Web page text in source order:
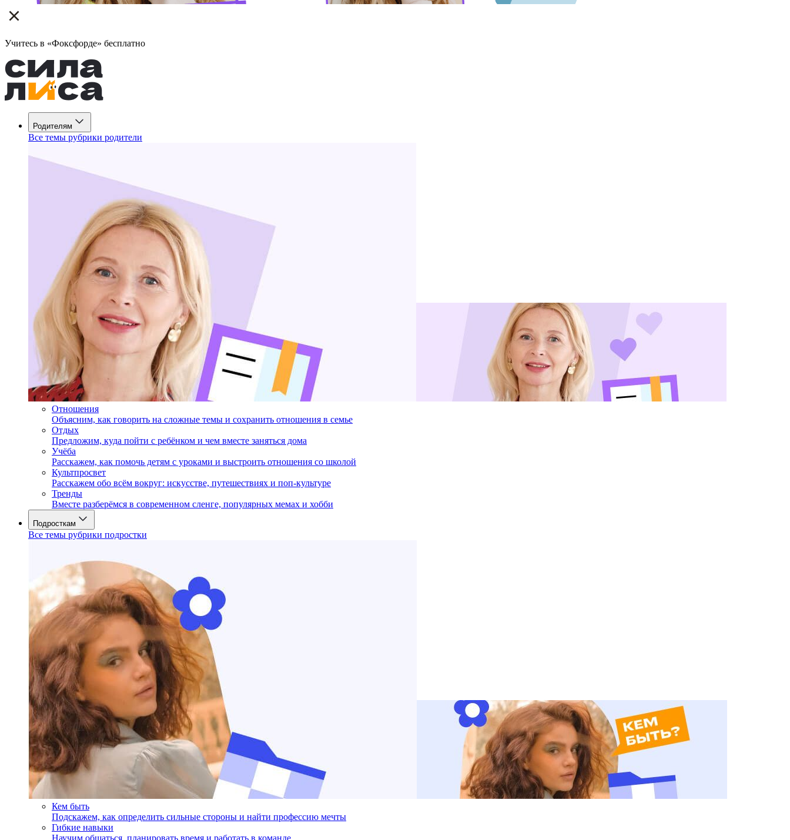
Учитесь в «Фоксфорде» бесплатно
Родителям
Все темы рубрики родители
Отношения
Объясним, как говорить на сложные темы и сохранить отношения в семье
Отдых
Предложим, куда пойти с ребёнком и чем вместе заняться дома
Учёба
Расскажем, как помочь детям с уроками и выстроить отношения со школой
Культпросвет
Расскажем обо всём вокруг: искусстве, путешествиях и поп-культуре
Тренды
Вместе разберёмся в современном сленге, популярных мемах и хобби
Подросткам
Все темы рубрики подростки
Кем быть
Подскажем, как определить сильные стороны и найти профессию мечты
Гибкие навыки
Научим общаться, планировать время и работать в команде